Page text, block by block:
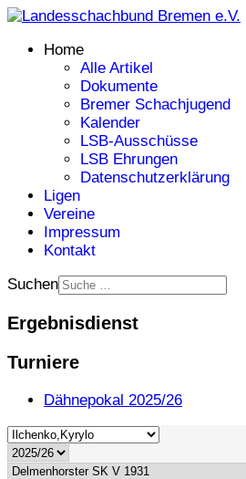
Home
Alle Artikel
Dokumente
Bremer Schachjugend
Kalender
LSB-Ausschüsse
LSB Ehrungen
Datenschutzerklärung
Ligen
Vereine
Impressum
Kontakt
Suchen
Ergebnisdienst
Turniere
Dähnepokal 2025/26